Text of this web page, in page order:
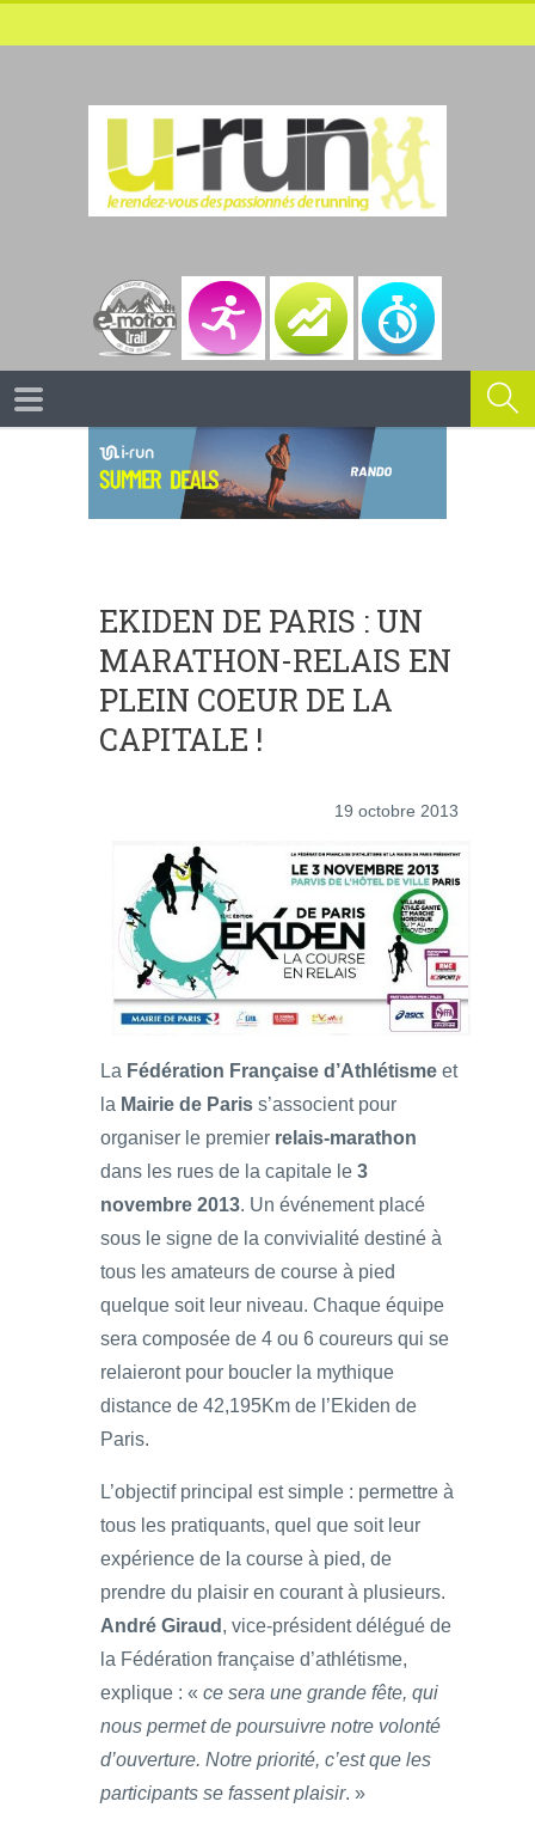
EKIDEN DE PARIS : UN
MARATHON-RELAIS EN
PLEIN COEUR DE LA
CAPITALE !
19 octobre 2013
La Fédération Française d’Athlétisme et
la Mairie de Paris s’associent pour
organiser le premier relais-marathon
dans les rues de la capitale le 3
novembre 2013. Un événement placé
sous le signe de la convivialité destiné à
tous les amateurs de course à pied
quelque soit leur niveau. Chaque équipe
sera composée de 4 ou 6 coureurs qui se
relaieront pour boucler la mythique
distance de 42,195Km de l’Ekiden de
Paris.
L’objectif principal est simple : permettre à
tous les pratiquants, quel que soit leur
expérience de la course à pied, de
prendre du plaisir en courant à plusieurs.
André Giraud , vice-président délégué de
la Fédération française d’athlétisme,
explique : « ce sera une grande fête, qui
nous permet de poursuivre notre volonté
d’ouverture. Notre priorité, c’est que les
participants se fassent plaisir. »